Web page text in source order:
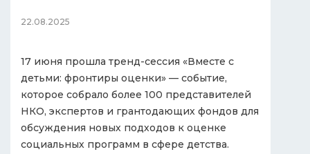
22.08.2025
17 июня прошла тренд-сессия «Вместе с
детьми: фронтиры оценки» — событие,
которое собрало более 100 представителей
НКО, экспертов и грантодающих фондов для
обсуждения новых подходов к оценке
социальных программ в сфере детства.